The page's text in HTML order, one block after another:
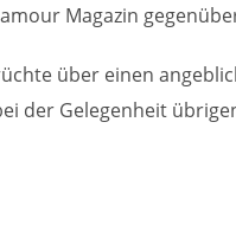
Magazin
über einen
der Gelegenheit